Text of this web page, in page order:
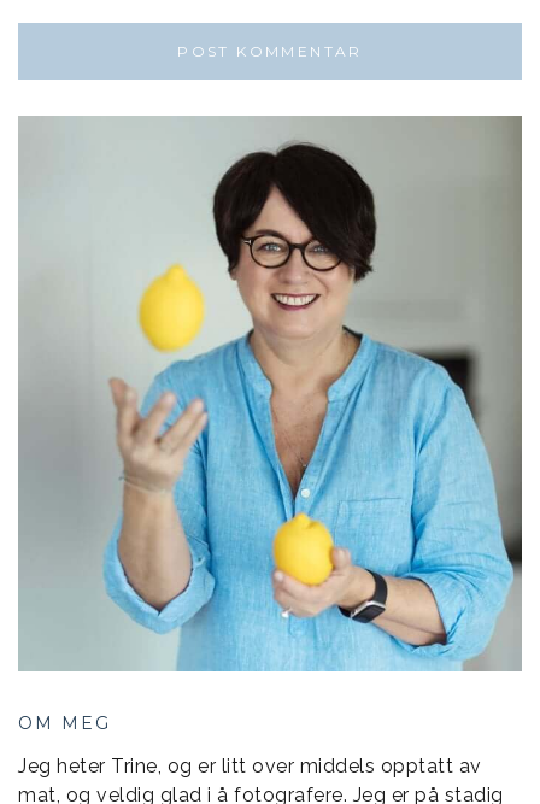
OM MEG
Jeg heter Trine, og er litt over middels opptatt av
mat, og veldig glad i å fotografere. Jeg er på stadig